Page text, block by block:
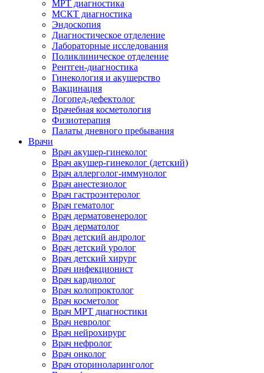
МРТ диагностика
МСКТ диагностика
Эндоскопия
Диагностическое отделение
Лабораторные исследования
Поликлиническое отделение
Рентген-диагностика
Гинекология и акушерство
Вакцинация
Логопед-дефектолог
Врачебная косметология
Физиотерапия
Палаты дневного пребывания
Врачи
Врач акушер-гинеколог
Врач акушер-гинеколог (детский)
Врач аллерголог-иммунолог
Врач анестезиолог
Врач гастроэнтеролог
Врач гематолог
Врач дерматовенеролог
Врач дерматолог
Врач детский андролог
Врач детский уролог
Врач детский хирург
Врач инфекционист
Врач кардиолог
Врач колопроктолог
Врач косметолог
Врач МРТ диагностики
Врач невролог
Врач нейрохирург
Врач нефролог
Врач онколог
Врач оториноларинголог